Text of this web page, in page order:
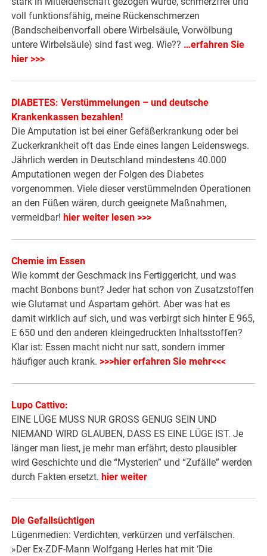
voll funktionsfähig, meine Rückenschmerzen
(Bandscheibenvorfall obere Wirbelsäule, Vorwölbung
untere Wirbelsäule) sind fast weg. Wie?? …erfahren Sie
hier >>>
DIABETES: Verstümmelungen – und deutsche
Krankenkassen bezahlen!
Die Amputation ist bei einer Gefäßerkrankung oder bei
Zuckerkrankheit oft das Ende eines langen Leidenswegs.
Jährlich werden in Deutschland mindestens 40.000
Amputationen wegen der Folgen des Diabetes
vorgenommen. Viele dieser verstümmelnden Operationen
an den Füßen wären, durch geeignete Maßnahmen,
vermeidbar! hier weiter lesen >>>
Chemie im Essen
Wie kommt der Geschmack ins Fertiggericht, und was
macht Bonbons bunt? Jeder hat schon von Zusatzstoffen
wie Glutamat und Aspartam gehört. Aber was hat es
damit wirklich auf sich, und was verbirgt sich hinter E 965,
E 650 und den anderen kleingedruckten Inhaltsstoffen?
Klar ist: Essen macht nicht nur satt, sondern immer
häufiger auch krank. >>>hier erfahren Sie mehr<<<
Lupo Cattivo:
EINE LÜGE MUSS NUR GROSS GENUG SEIN UND
NIEMAND WIRD GLAUBEN, DASS ES EINE LÜGE IST. Je
länger man liest, je mehr man erfährt, desto plausibler
wird Geschichte und die “Mysterien” und “Zufälle” werden
durch Fakten ersetzt. hier weiter
Die Gefallsüchtigen
Lügenmedien: Verdichten, verkürzen und verfälschen.
»Der Ex-ZDF-Mann Wolfgang Herles hat mit ‘Die